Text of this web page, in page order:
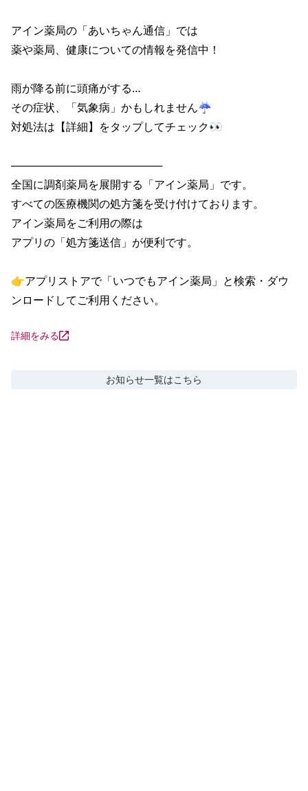
アイン薬局の「あいちゃん通信」では
薬や薬局、健康についての情報を発信中！
雨が降る前に頭痛がする…
その症状、「気象病」かもしれません☔
対処法は【詳細】をタップしてチェック👀
────────────────────
全国に調剤薬局を展開する「アイン薬局」です。
すべての医療機関の処方箋を受け付けております。
アイン薬局をご利用の際は
アプリの「処方箋送信」が便利です。
👉アプリストアで「いつでもアイン薬局」と検索・ダウ
ンロードしてご利用ください。
詳細をみる
お知らせ一覧はこちら